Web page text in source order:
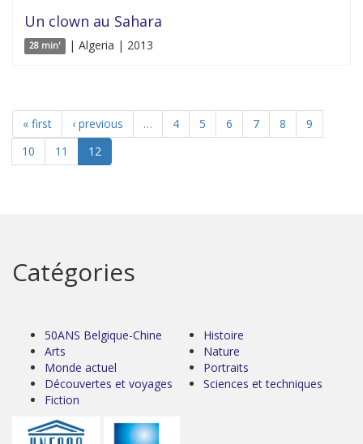
Un clown au Sahara
28 min' | Algeria | 2013
« first ‹ previous … 4 5 6 7 8
9
10
11 12
Catégories
50ANS Belgique-Chine
Arts
Monde actuel
Découvertes et voyages
Fiction
Histoire
Nature
Portraits
Sciences et techniques